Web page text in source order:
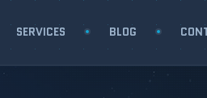
SERVICES BLOG